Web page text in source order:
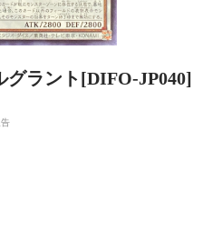
グラント[DIFO-JP040]